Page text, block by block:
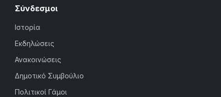
Σύνδεσμοι
Ιστορία
Εκδηλώσεις
Ανακοινώσεις
Δημοτικό Συμβούλιο
Πολιτικοί Γάμοι